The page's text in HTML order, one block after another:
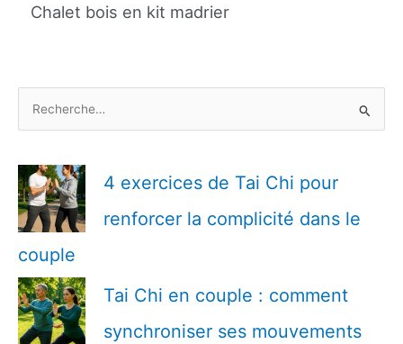
Chalet bois en kit madrier
h
e
r
e
r
4 exercices de Tai Chi pour
renforcer la complicité dans le
couple
Tai Chi en couple : comment
synchroniser ses mouvements